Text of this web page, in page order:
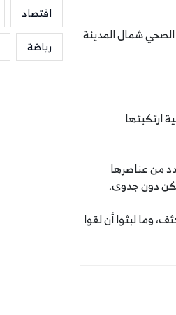
شمال المدينة
ارتكبتها
من عناصرها
دون جدوى.
وما لبثوا أن لقوا
اقتصاد
رياضة